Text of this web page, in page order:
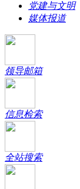
党建与文明
媒体报道
领导邮箱
信息检索
全站搜索